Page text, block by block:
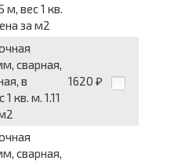
м, вес 1 кв.
за м2
сварная,
в
кв. м. 1.11
1620 ₽
сварная,